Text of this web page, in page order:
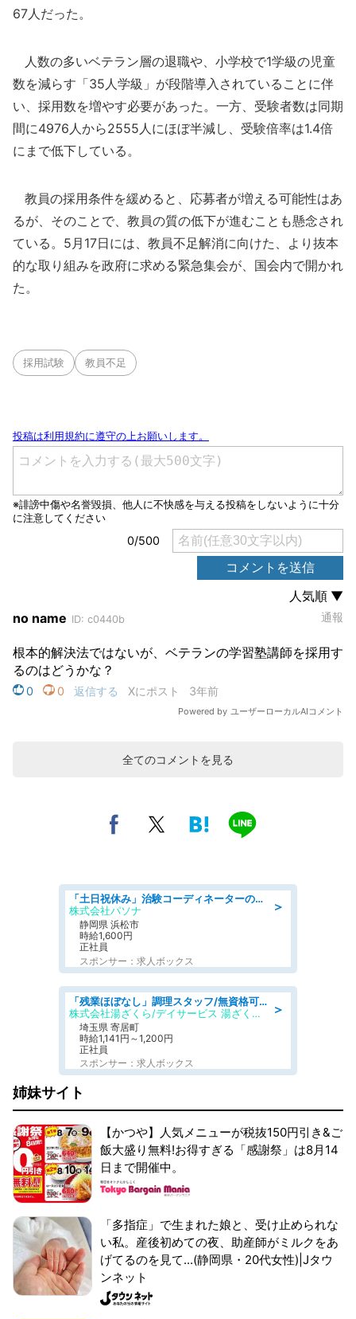
67人だった。
人数の多いベテラン層の退職や、小学校で1学級の児童
数を減らす「35人学級」が段階導入されていることに伴
い、採用数を増やす必要があった。一方、受験者数は同期
間に4976人から2555人にほぼ半減し、受験倍率は1.4倍
にまで低下している。
教員の採用条件を緩めると、応募者が増える可能性はあ
るが、そのことで、教員の質の低下が進むことも懸念され
ている。5月17日には、教員不足解消に向けた、より抜本
的な取り組みを政府に求める緊急集会が、国会内で開かれ
た。
採用試験 教員不足
全てのコメントを見る
＞
「土日祝休み」治験コーディネーターのお仕事/未経験OK
株式会社パソナ
静岡県 浜松市
時給1,600円
正社員
スポンサー：求人ボックス
＞
「残業ほぼなし」調理スタッフ/無資格可/正職員/日勤のみ/デイサービス/社会保障完備
株式会社湯ざくら/デイサービス 湯ざくらケアリゾート
埼玉県 寄居町
時給1,141円～1,200円
正社員
スポンサー：求人ボックス
姉妹サイト
【かつや】人気メニューが税抜150円引き&ご
飯大盛り無料!お得すぎる「感謝祭」は8月14
日まで開催中。
「多指症」で生まれた娘と、受け止められな
い私。産後初めての夜、助産師がミルクをあ
げてるのを見て...(静岡県・20代女性)|Jタウ
ンネット